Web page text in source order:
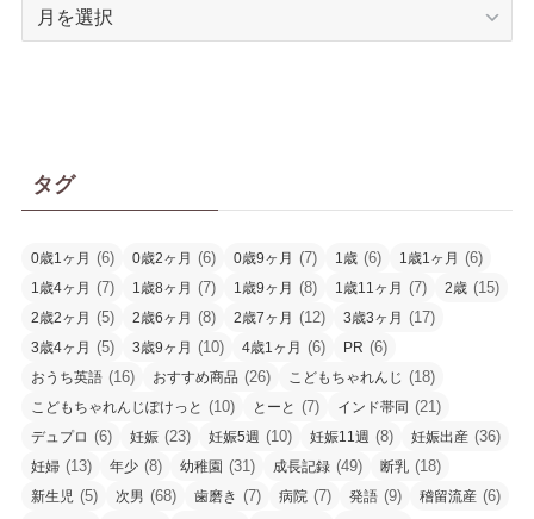
タグ
0歳1ヶ月 (6) 0歳2ヶ月 (6) 0歳9ヶ月 (7) 1歳 (6) 1歳1ヶ月 (6)
1歳4ヶ月 (7) 1歳8ヶ月 (7) 1歳9ヶ月 (8) 1歳11ヶ月 (7) 2歳 (15)
2歳2ヶ月 (5) 2歳6ヶ月 (8) 2歳7ヶ月 (12) 3歳3ヶ月 (17)
3歳4ヶ月 (5) 3歳9ヶ月 (10) 4歳1ヶ月 (6) PR (6)
おうち英語 (16) おすすめ商品 (26) こどもちゃれんじ (18)
こどもちゃれんじぽけっと (10) とーと (7) インド帯同 (21)
デュプロ (6) 妊娠 (23) 妊娠5週 (10) 妊娠11週 (8) 妊娠出産 (36)
妊婦 (13) 年少 (8) 幼稚園 (31) 成長記録 (49) 断乳 (18)
新生児 (5) 次男 (68) 歯磨き (7) 病院 (7) 発語 (9) 稽留流産 (6)